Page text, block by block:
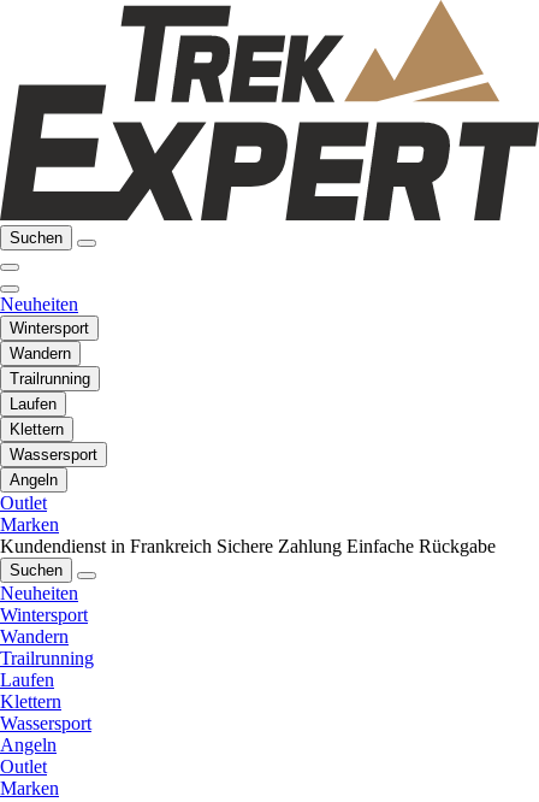
Suchen
Neuheiten
Wintersport
Wandern
Trailrunning
Laufen
Klettern
Wassersport
Angeln
Outlet
Marken
Kundendienst in Frankreich Sichere Zahlung Einfache Rückgabe
Suchen
Neuheiten
Wintersport
Wandern
Trailrunning
Laufen
Klettern
Wassersport
Angeln
Outlet
Marken